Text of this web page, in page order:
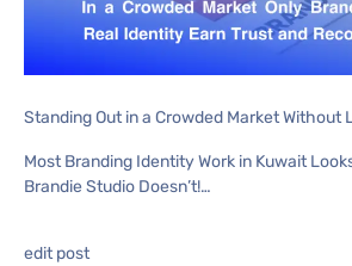
Standing Out in a Crowded Market Without
Most Branding Identity Work in Kuwait
Brandie Studio Doesn’t!…
edit post